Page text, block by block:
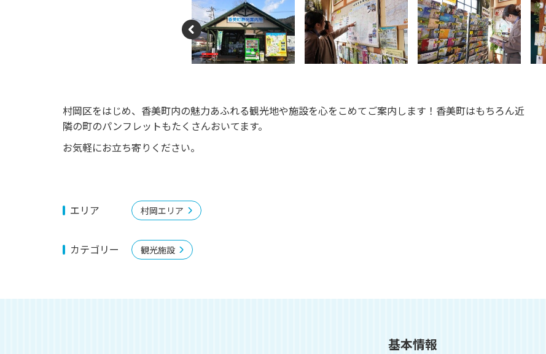
P
re
o
u
s
村岡区をはじめ、香美町内の魅力あふれる観光地や施設を心をこめてご案内します！香美町はもちろん近
隣の町のパンフレットもたくさんおいてます。
お気軽にお立ち寄りください。
エリア 村岡エリア
カテゴリー 観光施設
基本情報